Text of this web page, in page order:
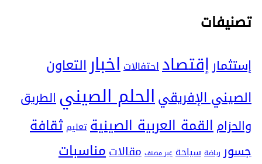
تصنيفات
إستثمارإقتصاداحتفالاتاخبارالتعاون
الصيني الإفريقيالحلم الصينيالطريق
والحزامالقمة العربية الصينيةتعليم ثقافة
جسور رياضة سياحة غير مصنف مقالاتمناسبات